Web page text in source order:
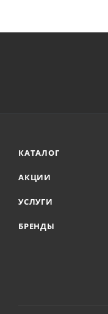
КАТАЛОГ
АКЦИИ
УСЛУГИ
БРЕНДЫ